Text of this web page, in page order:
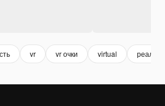
vr vr очки virtual